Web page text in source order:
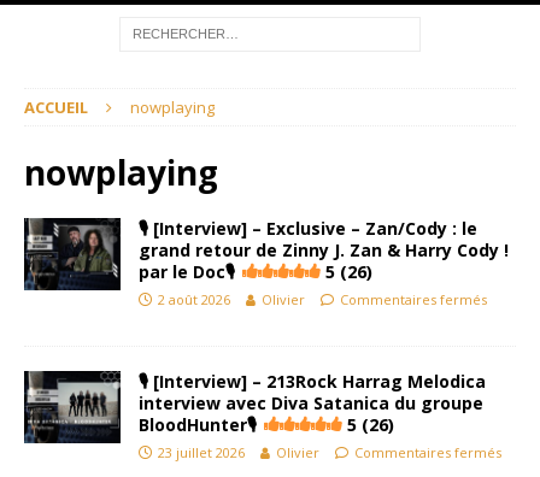
ACCUEIL nowplaying
nowplaying
🎙 [Interview] – Exclusive – Zan/Cody : le
grand retour de Zinny J. Zan & Harry Cody !
par le Doc🎙
5 (26)
2 août 2026 Olivier Commentaires fermés
🎙 [Interview] – 213Rock Harrag Melodica
interview avec Diva Satanica du groupe
BloodHunter🎙
5 (26)
23 juillet 2026 Olivier Commentaires fermés